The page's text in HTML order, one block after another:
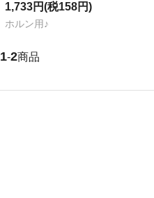
1,733円(税158円)
ホルン用♪
1-2商品